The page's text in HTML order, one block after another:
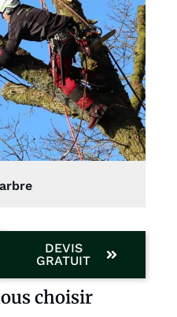
DEVIS
GRATUIT
choisir